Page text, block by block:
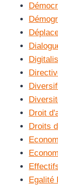
Droit
Droits
Egalité